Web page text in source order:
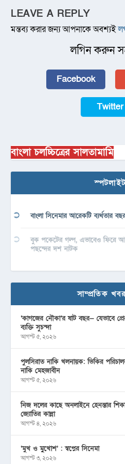
LEAVE A REPLY
মন্তব্য করার জন্য আপনাকে অবশ্যই
লগিন করুন
Facebook
Twitter
বাংলা চলচ্চিত্রের সালতামামি
বাংলা সিনেমার আরেকটি ব্যর্থতার
বুক পকেটের গল্প, এভাবেও ফিরে
পছন্দের দশ নাটক
সাম্প্রতিক
‘কাগজের নৌকা’র ষাট বছর— যেভাবে
ব্যক্তি সুচন্দা
আগস্ট ৫, ২০২৬
পুলসিরাত নাকি খলনায়ক: ভিকির
নাকি মেহজাবীন
আগস্ট ৫, ২০২৬
নিজ দলের কাছে অনলাইনে হেনস্তার
জ্যোতির কান্না
আগস্ট ৪, ২০২৬
‘মুখ ও মু্খোশ’ : স্বপ্নের সিনেমা
আগস্ট ৩, ২০২৬